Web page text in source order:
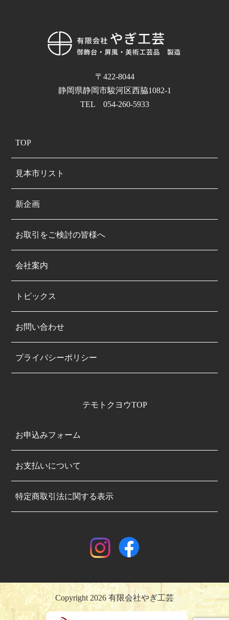
〒422-8044
静岡県静岡市駿河区西脇1082-1
TEL 054-260-5933
TOP
見本市リスト
新企画
お取引をご検討の皆様へ
会社案内
トピックス
お問い合わせ
プライバシーポリシー
テモトクヨウTOP
お申込みフォーム
お支払いについて
特定商取引法に関する表示
Copyright 2026 有限会社やぎ工芸